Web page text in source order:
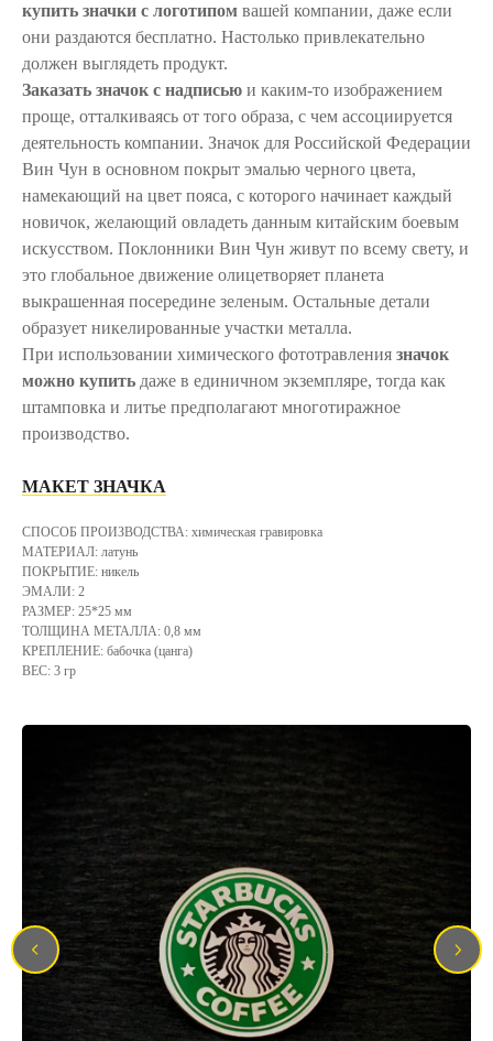
купить значки с логотипом вашей компании, даже если
они раздаются бесплатно. Настолько привлекательно
должен выглядеть продукт.
Заказать значок с надписью и каким-то изображением
проще, отталкиваясь от того образа, с чем ассоциируется
деятельность компании. Значок для Российской Федерации
Вин Чун в основном покрыт эмалью черного цвета,
намекающий на цвет пояса, с которого начинает каждый
новичок, желающий овладеть данным китайским боевым
искусством. Поклонники Вин Чун живут по всему свету, и
это глобальное движение олицетворяет планета
выкрашенная посередине зеленым. Остальные детали
образует никелированные участки металла.
При использовании химического фототравления значок
можно купить даже в единичном экземпляре, тогда как
штамповка и литье предполагают многотиражное
производство.
МАКЕТ ЗНАЧКА
СПОСОБ ПРОИЗВОДСТВА: химическая гравировка
МАТЕРИАЛ: латунь
ПОКРЫТИЕ: никель
ЭМАЛИ: 2
РАЗМЕР: 25*25 мм
ТОЛЩИНА МЕТАЛЛА: 0,8 мм
КРЕПЛЕНИЕ: бабочка (цанга)
ВЕС: 3 гр